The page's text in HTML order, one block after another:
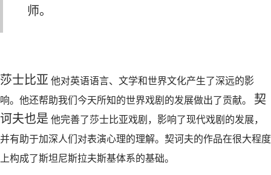
师。
莎士比亚 他对英语语言、文学和世界文化产生了深远的影
响。他还帮助我们今天所知的世界戏剧的发展做出了贡献。 契
诃夫也是 他完善了莎士比亚戏剧，影响了现代戏剧的发展，
并有助于加深人们对表演心理的理解。契诃夫的作品在很大程度
上构成了斯坦尼斯拉夫斯基体系的基础。